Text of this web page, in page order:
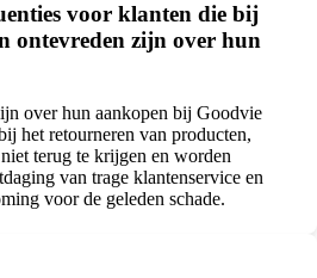
voor klanten die bij
ontevreden zijn over hun
over hun aankopen bij Goodvie
het retourneren van producten,
terug te krijgen en worden
van trage klantenservice en
voor de geleden schade.